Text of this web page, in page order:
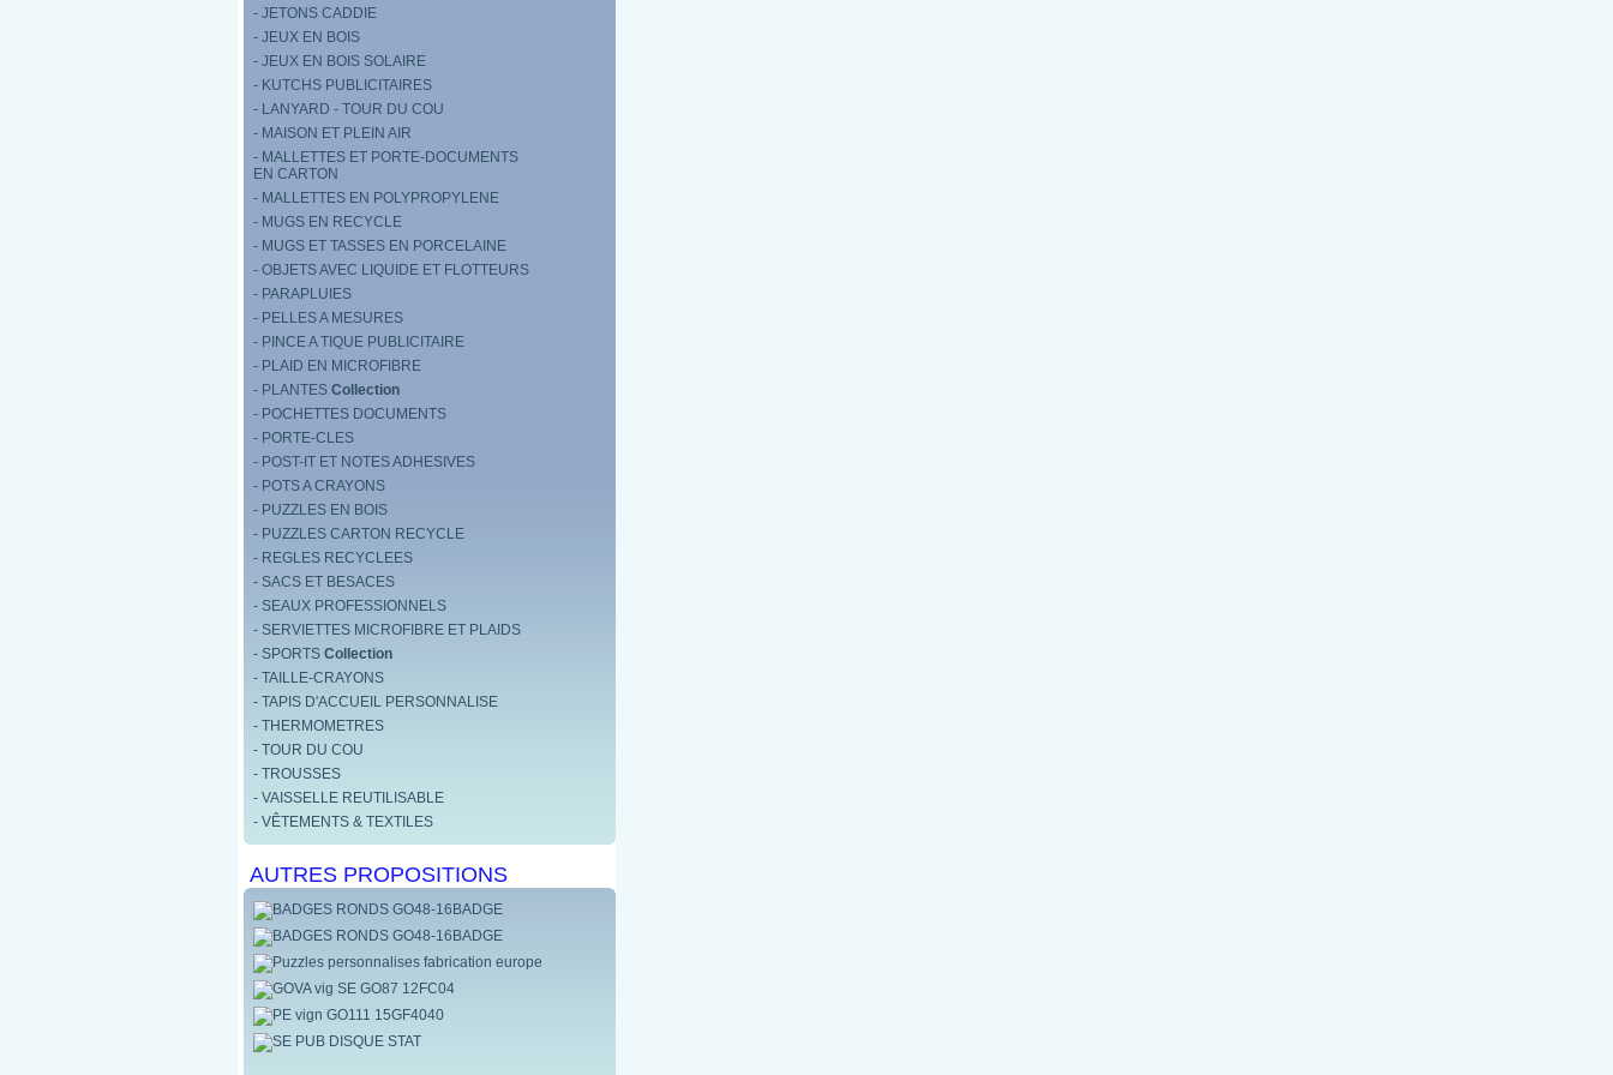
- JETONS CADDIE
- JEUX EN BOIS
- JEUX EN BOIS SOLAIRE
- KUTCHS PUBLICITAIRES
- LANYARD - TOUR DU COU
- MAISON ET PLEIN AIR
- MALLETTES ET PORTE-DOCUMENTS
EN CARTON
- MALLETTES EN POLYPROPYLENE
- MUGS EN RECYCLE
- MUGS ET TASSES EN PORCELAINE
- OBJETS AVEC LIQUIDE ET FLOTTEURS
- PARAPLUIES
- PELLES A MESURES
- PINCE A TIQUE PUBLICITAIRE
- PLAID EN MICROFIBRE
- PLANTES Collection
- POCHETTES DOCUMENTS
- PORTE-CLES
- POST-IT ET NOTES ADHESIVES
- POTS A CRAYONS
- PUZZLES EN BOIS
- PUZZLES CARTON RECYCLE
- REGLES RECYCLEES
- SACS ET BESACES
- SEAUX PROFESSIONNELS
- SERVIETTES MICROFIBRE ET PLAIDS
- SPORTS Collection
- TAILLE-CRAYONS
- TAPIS D'ACCUEIL PERSONNALISE
- THERMOMETRES
- TOUR DU COU
- TROUSSES
- VAISSELLE REUTILISABLE
- VÊTEMENTS & TEXTILES
AUTRES PROPOSITIONS